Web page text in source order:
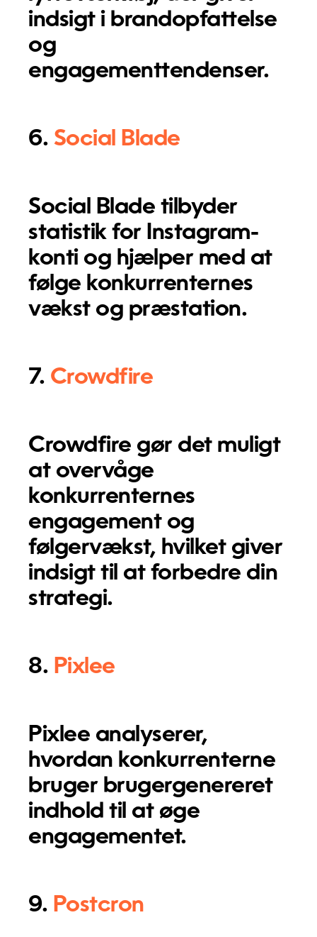
indsigt i brandopfattelse
og
engagementtendenser.
6. Social Blade
Social Blade tilbyder
statistik for Instagram-
konti og hjælper med at
følge konkurrenternes
vækst og præstation.
7. Crowdfire
Crowdfire gør det muligt
at overvåge
konkurrenternes
engagement og
følgervækst, hvilket giver
indsigt til at forbedre din
strategi.
8. Pixlee
Pixlee analyserer,
hvordan konkurrenterne
bruger brugergenereret
indhold til at øge
engagementet.
9. Postcron